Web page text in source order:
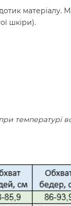
матеріалу.
шкіри).
температурі